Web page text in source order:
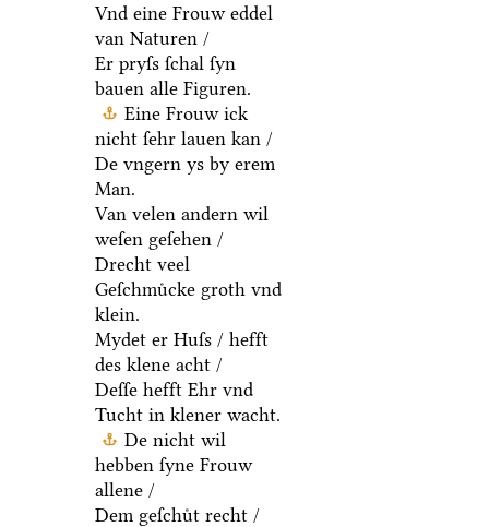
Vnd eine Frouw eddel
van Naturen /
Er pryſs ſchal ſyn
bauen alle Figuren.
Eine Frouw ick
nicht ſehr lauen kan /
De vngern ys by erem
Man.
Van velen andern wil
weſen geſehen /
Drecht veel
Geſchmuͤcke groth vnd
klein.
Mydet er Huſs / hefft
des klene acht /
Deſſe hefft Ehr vnd
Tucht in klener wacht.
De nicht wil
hebben ſyne Frouw
allene /
Dem geſchuͤt recht /